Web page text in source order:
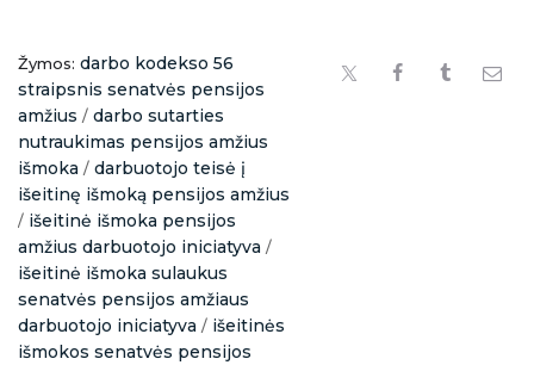
Žymos: darbo kodekso 56
straipsnis senatvės pensijos
amžius / darbo sutarties
nutraukimas pensijos amžius
išmoka / darbuotojo teisė į
išeitinę išmoką pensijos amžius
/ išeitinė išmoka pensijos
amžius darbuotojo iniciatyva /
išeitinė išmoka sulaukus
senatvės pensijos amžiaus
darbuotojo iniciatyva / išeitinės
išmokos senatvės pensijos